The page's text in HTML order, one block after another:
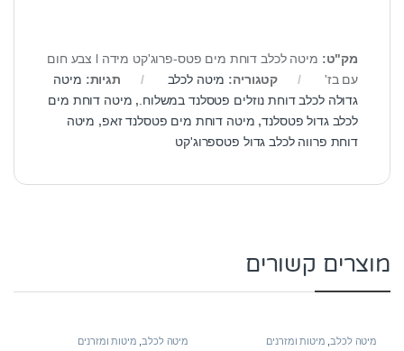
מק"ט:
מיטה לכלב דוחת מים פטס-פרוג'קט מידה l צבע חום
עם בז'
קטגוריה: מיטה לכלב תגיות: מיטה
גדולה לכלב דוחת נוזלים פטסלנד במשלוח., מיטה דוחת מים
לכלב גדול פטסלנד, מיטה דוחת מים פטסלנד זאפ, מיטה
דוחת פרווה לכלב גדול פטספרוג'קט
מוצרים קשורים
מיטה לכלב, מיטות ומזרנים מיטה לכלב, מיטות ומזרנים